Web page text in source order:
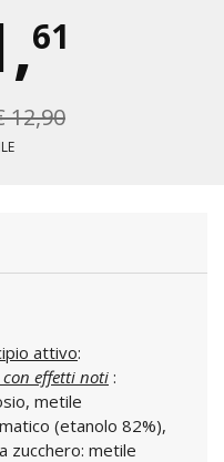
61
12,90
attivo:
effetti noti :
metile
(etanolo 82%),
zucchero: metile